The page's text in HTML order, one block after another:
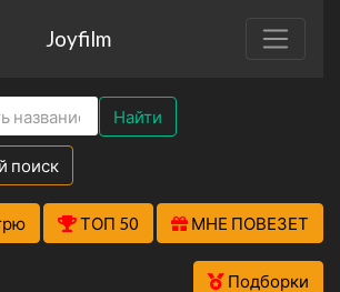
Joyfilm
Найти
поиск
ТОП 50 МНЕ ПОВЕЗЕТ
Подборки